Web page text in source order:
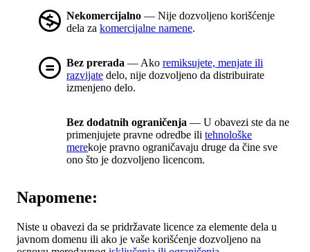
Nekomercijalno — Nije dozvoljeno korišćenje
dela za komercijalne namene.
Bez prerada — Ako remiksujete, menjate ili
razvijate delo, nije dozvoljeno da distribuirate
izmenjeno delo.
Bez dodatnih ograničenja — U obavezi ste da ne
primenjujete pravne odredbe ili tehnološke
merekoje pravno ograničavaju druge da čine sve
ono što je dozvoljeno licencom.
Napomene:
Niste u obavezi da se pridržavate licence za elemente dela u
javnom domenu ili ako je vaše korišćenje dozvoljeno na